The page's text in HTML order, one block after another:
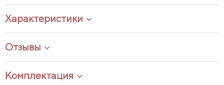
Характеристики
Отзывы
Комплектация